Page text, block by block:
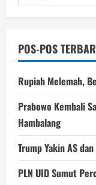
untuk:
POS-POS
Rupiah Melemah,
Prabowo Kembali
Hambalang
Trump Yakin AS
PLN UID Sumut